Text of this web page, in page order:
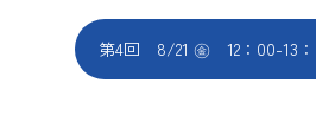
第4回 8/21 ㊎ 12：00-13